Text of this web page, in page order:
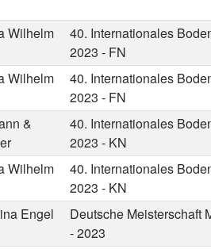
Wilhelm
40. Internationales
2023 - FN
Wilhelm
40. Internationales
2023 - FN
&
40. Internationales
2023 - KN
Wilhelm
40. Internationales
2023 - KN
Engel
Deutsche Meisterschaft
- 2023